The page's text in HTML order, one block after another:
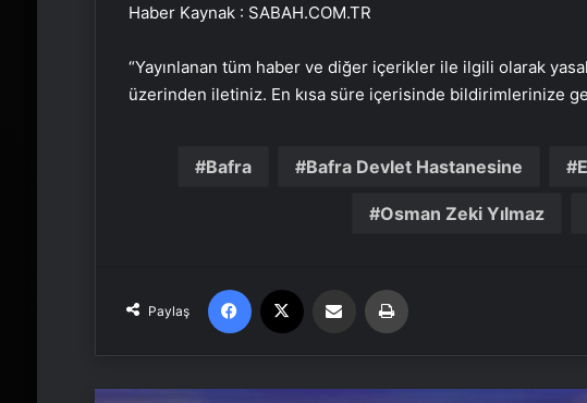
Haber Kaynak : SABAH.COM.TR
“Yayınlanan tüm haber ve diğer içerikler ile ilgili olarak
üzerinden iletiniz. En kısa süre içerisinde bildirimlerinize
Bafra Bafra Devlet Hastanesine
Osman Zeki Yılmaz
Paylaş
Facebook Email'den paylaş